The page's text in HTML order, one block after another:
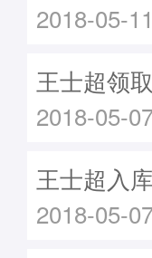
2018-05-
王士超领
2018-05-
王士超入
2018-05-